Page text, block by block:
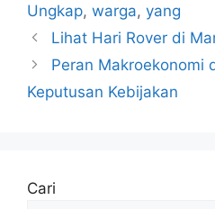
Ungkap, warga, yang
Lihat Hari Rover di
Peran Makroekonomi
Keputusan Kebijakan
Cari